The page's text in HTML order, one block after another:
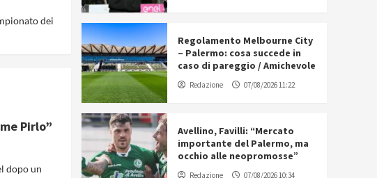
dei
Pirlo”
dopo un
Regolamento Melbourne City
– Palermo: cosa succede in
caso di pareggio / Amichevole
Redazione 07/08/2026 11:22
Avellino, Favilli: “Mercato
importante del Palermo, ma
occhio alle neopromosse”
Redazione 07/08/2026 10:34